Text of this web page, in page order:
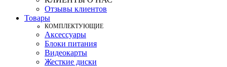
Отзывы клиентов
Товары
КOМПЛЕКТУЮЩИЕ
Аксессуары
Блоки питания
Видеокарты
Жесткие диски